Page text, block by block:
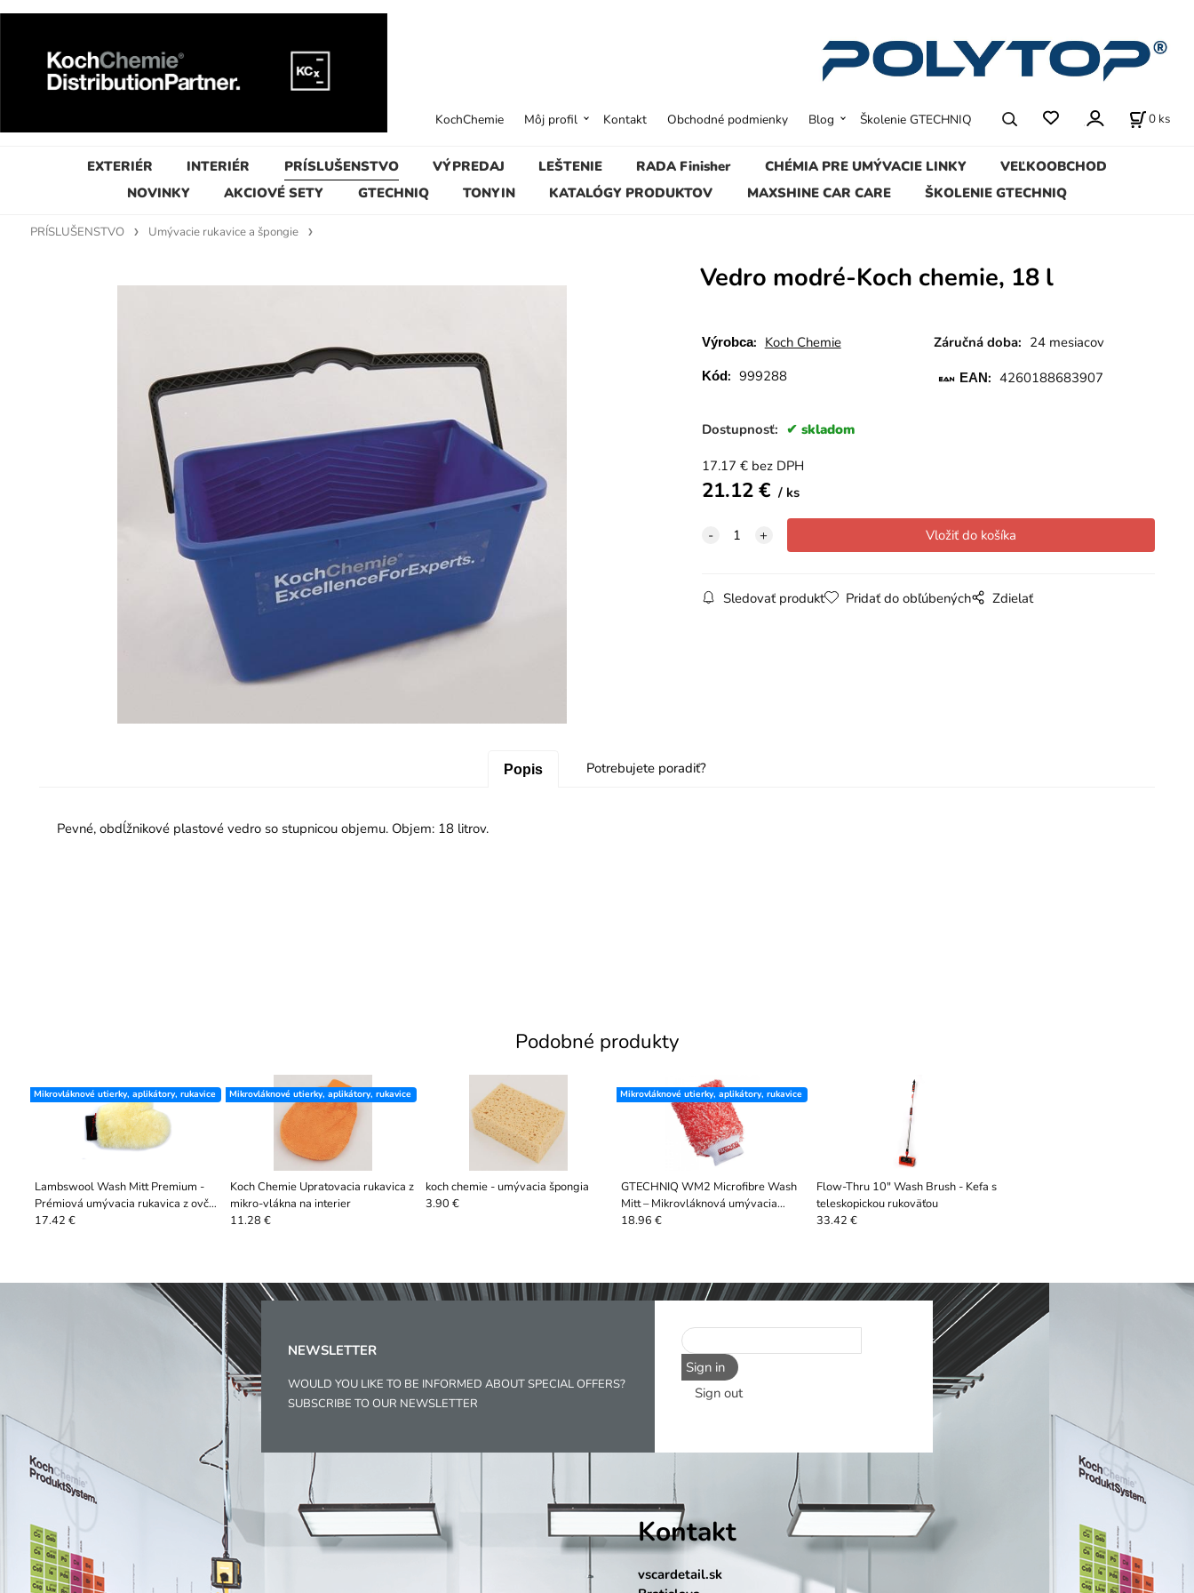
EXTERIÉR INTERIÉR PRÍSLUŠENSTVO VÝPREDAJ LEŠTENIE RADA Finisher CHÉMIA PRE UMÝVACIE LINKY
VEĽKOOBCHOD
NOVINKY
AKCIOVÉ SETY GTECHNIQ TONYIN KATALÓGY PRODUKTOV MAXSHINE CAR CARE ŠKOLENIE GTECHNIQ
KochChemie Môj profil Kontakt Obchodné podmienky Blog Školenie GTECHNIQ 0 ks
PRÍSLUŠENSTVO Umývacie rukavice a špongie
Vedro modré-Koch chemie, 18 l
Výrobca: Koch Chemie Záručná doba: 24 mesiacov
Kód: 999288 EAN: 4260188683907
Dostupnosť: skladom
17.17 € bez DPH
21.12€ ks
Sledovať produkt Pridať do obľúbených Zdielať
Popis Potrebujete poradiť?
Pevné, obdĺžnikové plastové vedro so stupnicou objemu. Objem: 18 litrov.
Podobné produkty
Lambswool Wash Mitt Premium -
Prémiová umývacia rukavica z ovčej
vlny
Mikrovláknové utierky, aplikátory, rukavice
17.42 €
Koch Chemie Upratovacia rukavica z
mikro-vlákna na interier
Mikrovláknové utierky, aplikátory, rukavice
11.28 €
koch chemie - umývacia špongia
3.90 €
GTECHNIQ WM2 Microfibre Wash
Mitt – Mikrovláknová umývacia
rukavica
Mikrovláknové utierky, aplikátory, rukavice
18.96 €
Flow-Thru 10″ Wash Brush - Kefa s
teleskopickou rukoväťou
33.42 €
NEWSLETTER
WOULD YOU LIKE TO BE INFORMED ABOUT SPECIAL OFFERS?
SUBSCRIBE TO OUR NEWSLETTER
Sign in
Sign out
Kontakt
vscardetail.sk